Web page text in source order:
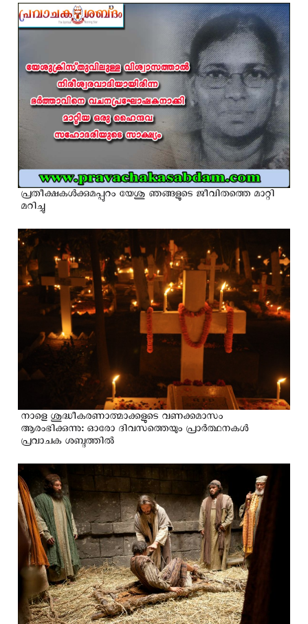
പ്രതീക്ഷകള്‍ക്കുമപ്പുറം യേശു ഞങ്ങളുടെ ജീവിതത്തെ മാറ്റി
മറിച്ചു
നാളെ ശുദ്ധീകരണാത്മാക്കളുടെ വണക്കമാസം
ആരംഭിക്കുന്നു: ഓരോ ദിവസത്തെയും പ്രാർത്ഥനകൾ
പ്രവാചക ശബ്ദത്തിൽ